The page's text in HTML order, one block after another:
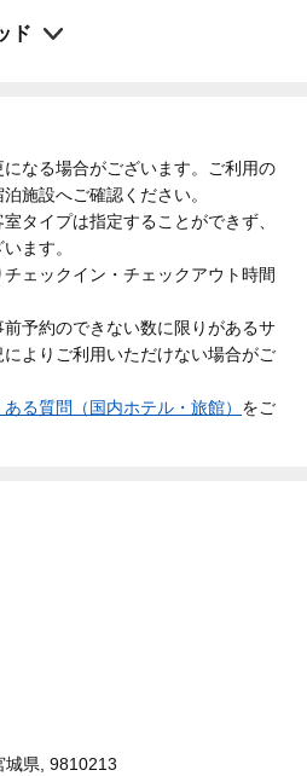
ド
になる場合がございます。ご利用の
施設へご確認ください。
タイプは指定することができず、
ます。
ェックイン・チェックアウト時間
前予約のできない数に限りがあるサ
よりご利用いただけない場合がご
ある質問（国内ホテル・旅館） をご
城県, 9810213